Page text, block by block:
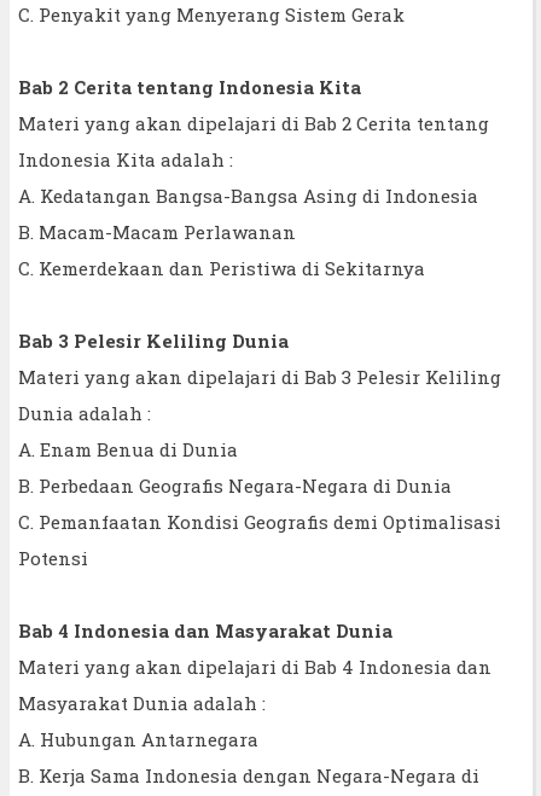
C. Penyakit yang Menyerang Sistem Gerak
Bab 2 Cerita tentang Indonesia Kita
Materi yang akan dipelajari di Bab 2 Cerita tentang
Indonesia Kita adalah :
A. Kedatangan Bangsa-Bangsa Asing di Indonesia
B. Macam-Macam Perlawanan
C. Kemerdekaan dan Peristiwa di Sekitarnya
Bab 3 Pelesir Keliling Dunia
Materi yang akan dipelajari di Bab 3 Pelesir Keliling
Dunia adalah :
A. Enam Benua di Dunia
B. Perbedaan Geografis Negara-Negara di Dunia
C. Pemanfaatan Kondisi Geografis demi Optimalisasi
Potensi
Bab 4 Indonesia dan Masyarakat Dunia
Materi yang akan dipelajari di Bab 4 Indonesia dan
Masyarakat Dunia adalah :
A. Hubungan Antarnegara
B. Kerja Sama Indonesia dengan Negara-Negara di